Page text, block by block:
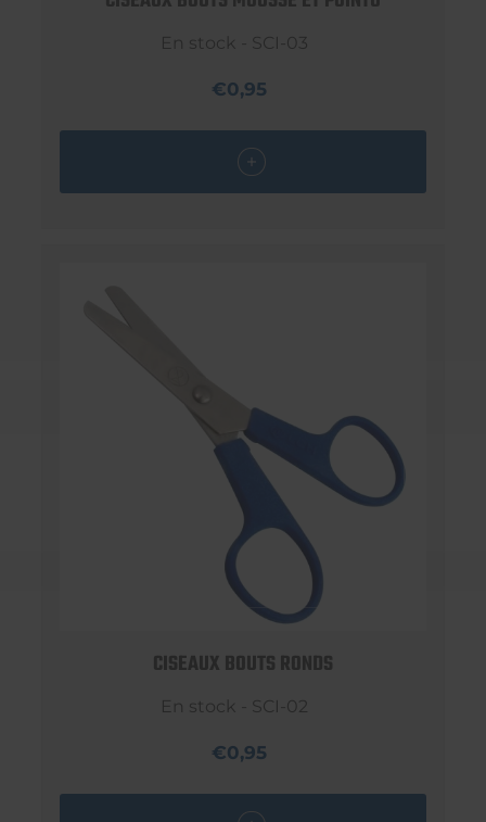
En stock - SCI-03
€0,95
CISEAUX BOUTS RONDS
En stock - SCI-02
€0,95